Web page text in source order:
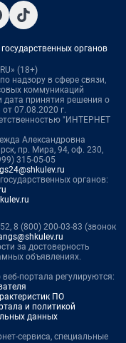
органов
(18+)
надзору в сфере связи,
коммуникаций
дата принятия решения о
07.08.2020 г.
"ИНТЕРНЕТ
Александровна
пр. Мира, 94, оф. 230,
315-05-05
органов:
8 (800) 200-03-83 (звонок
за достоверность
объявлениях.
портала регулируются:
ПО
и политикой
данных
сервиса, специальные